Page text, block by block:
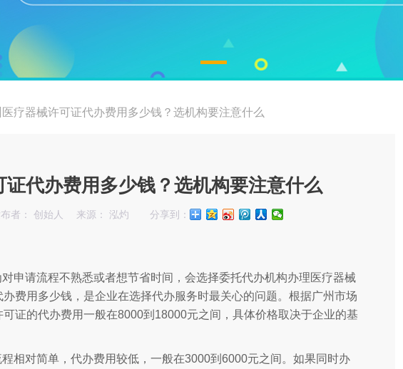
医疗器械许可证代办费用多少钱？选机构要注意什么
证代办费用多少钱？选机构要注意什么
者： 创始人 来源： 泓灼 分享到：
申请流程不熟悉或者想节省时间，会选择委托代办机构办理医疗器械
费用多少钱，是企业在选择代办服务时最关心的问题。根据广州市场
证的代办费用一般在8000到18000元之间，具体价格取决于企业的基
相对简单，代办费用较低，一般在3000到6000元之间。如果同时办